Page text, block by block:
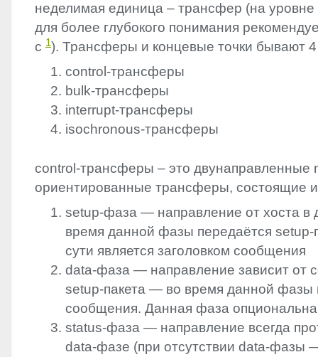
неделимая единица – трансфер (на уровне
для более глубокого понимания
с 1). Трансферы и концевые точки бывают 4
control-трансферы
bulk-трансферы
interrupt-трансферы
isochronous-трансферы
control-трансферы – это двунаправленные
ориентированные трансферы, состоящие
setup-фаза — направление от хоста в
время данной фазы передаётся setup-
сути является заголовком сообщения
data-фаза — направление зависит от
setup-пакета — во время данной фазы
сообщения. Данная фаза опциональна
status-фаза — направление всегда
data-фазе (при отсутствии data-фазы